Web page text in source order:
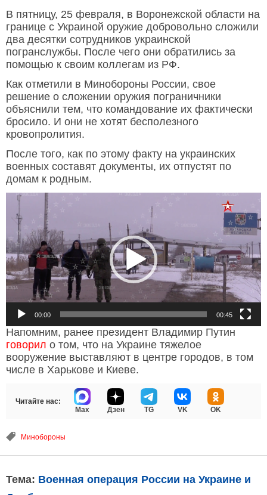
В пятницу, 25 февраля, в Воронежской области на
границе с Украиной оружие добровольно сложили
два десятки сотрудников украинской
погранслужбы. После чего они обратились за
помощью к своим коллегам из РФ.
Как отметили в Минобороны России, свое
решение о сложении оружия пограничники
объяснили тем, что командование их фактически
бросило. И они не хотят бесполезного
кровопролития.
После того, как по этому факту на украинских
военных составят документы, их отпустят по
домам к родным.
Видеоплеер
00:00 00:45
Напомним, ранее президент Владимир Путин
говорил о том, что на Украине тяжелое
вооружение выставляют в центре городов, в том
числе в Харькове и Киеве.
Читайте нас:
Max
Дзен TG VK OK
Минобороны
Тема: Военная операция России на Украине и